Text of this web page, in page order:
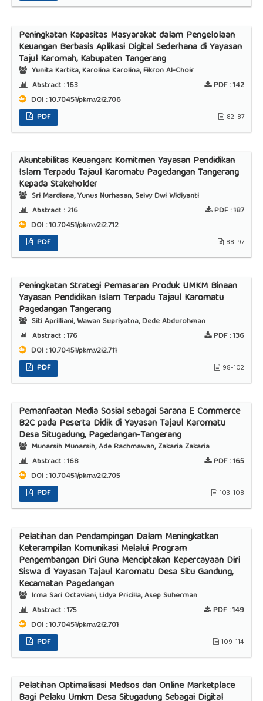
Peningkatan Kapasitas Masyarakat dalam Pengelolaan
Keuangan Berbasis Aplikasi Digital Sederhana di Yayasan
Tajul Karomah, Kabupaten Tangerang
Yunita Kartika, Karolina Karolina, Fikron Al-Choir
Abstract :163 PDF :142
DOI : 10.70451/pkm.v2i2.706
PDF
82-87
Akuntabilitas Keuangan: Komitmen Yayasan Pendidikan
Islam Terpadu Tajaul Karomatu Pagedangan Tangerang
Kepada Stakeholder
Sri Mardiana, Yunus Nurhasan, Selvy Dwi Widiyanti
Abstract :216 PDF :187
DOI : 10.70451/pkm.v2i2.712
PDF
88-97
Peningkatan Strategi Pemasaran Produk UMKM Binaan
Yayasan Pendidikan Islam Terpadu Tajaul Karomatu
Pagedangan Tangerang
Siti Aprilliani, Wawan Supriyatna, Dede Abdurohman
Abstract :176 PDF :136
DOI : 10.70451/pkm.v2i2.711
PDF
98-102
Pemanfaatan Media Sosial sebagai Sarana E Commerce
B2C pada Peserta Didik di Yayasan Tajaul Karomatu
Desa Situgadung, Pagedangan-Tangerang
Munarsih Munarsih, Ade Rachmawan, Zakaria Zakaria
Abstract :168 PDF :165
DOI : 10.70451/pkm.v2i2.705
PDF
103-108
Pelatihan dan Pendampingan Dalam Meningkatkan
Keterampilan Komunikasi Melalui Program
Pengembangan Diri Guna Menciptakan Kepercayaan Diri
Siswa di Yayasan Tajaul Karomatu Desa Situ Gandung,
Kecamatan Pagedangan
Irma Sari Octaviani, Lidya Pricilla, Asep Suherman
Abstract :175 PDF :149
DOI : 10.70451/pkm.v2i2.701
PDF
109-114
Pelatihan Optimalisasi Medsos dan Online Marketplace